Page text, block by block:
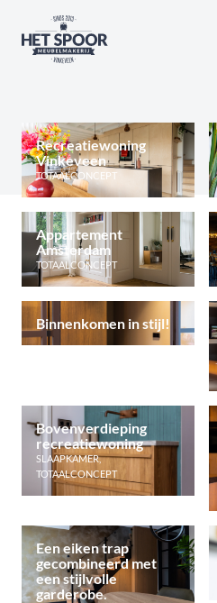
Recreatiewoning
Vinkeveen
TOTAALCONCEPT
Appartement
Amsterdam
TOTAALCONCEPT
Binnenkomen in stijl!
Bovenverdieping
recreatiewoning
SLAAPKAMER,
TOTAALCONCEPT
Een eiken trap
gecombineerd met
een stijlvolle
garderobe.